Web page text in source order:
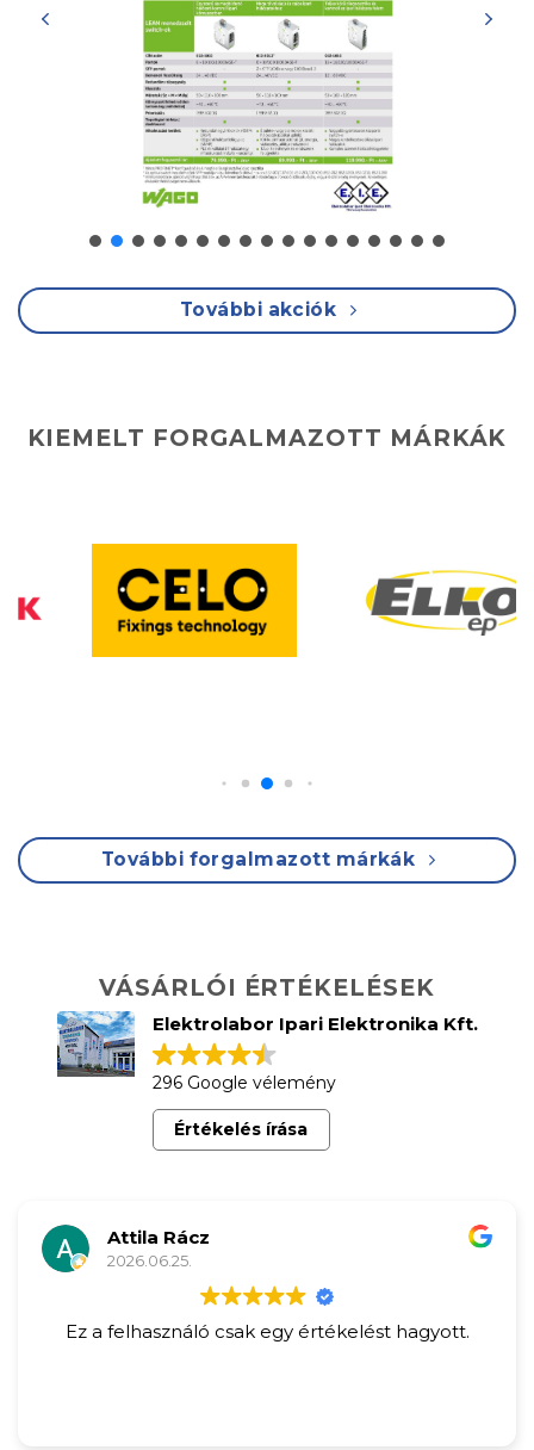
További akciók
KIEMELT FORGALMAZOTT MÁRKÁK
További forgalmazott márkák
VÁSÁRLÓI ÉRTÉKELÉSEK
Elektrolabor Ipari Elektronika Kft.
296 Google vélemény
Értékelés írása
Attila Rácz
2026.06.25.
Ez a felhasználó csak egy értékelést hagyott.